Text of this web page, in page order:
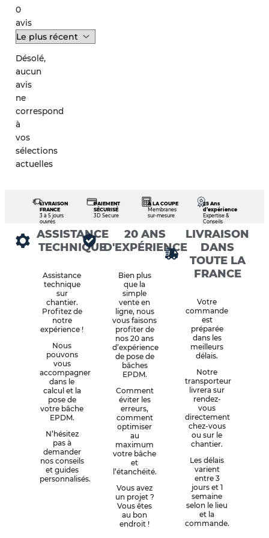
0
avis
Désolé,
aucun
avis
ne
correspond
à
vos
sélections
actuelles
LIVRAISON
FRANCE
3 à 5 jours
ouvrés
PAIEMENT
SÉCURISÉ
3D Secure
À LA COUPE
Membranes
sur-mesure
25 Ans
d’expérience
Expertise &
Conseils
ASSISTANCE
TECHNIQUE
Assistance
technique
sur
chantier.
Profitez de
notre
expérience !
Nous
pouvons
vous
accompagner
dans le
calcul et la
pose de
votre bâche
EPDM.
N’hésitez
pas à
demander
nos conseils
et guides
personnalisés.
20 ANS
D'EXPÉRIENCE
Bien plus
que la
simple
vente en
ligne, nous
vous faisons
profiter de
nos 20 ans
d’expérience
de pose de
bâches
EPDM.
Comment
éviter les
erreurs,
comment
optimiser
au
maximum
votre bâche
et
l’étanchéité.
Vous avez
un projet ?
Vous êtes
au bon
endroit !
LIVRAISON
DANS
TOUTE LA
FRANCE
Votre
commande
est
préparée
dans les
meilleurs
délais.
Notre
transporteur
livrera sur
rendez-
vous
directement
chez-vous
ou sur le
chantier.
Les délais
varient
entre 3
jours et 1
semaine
selon le lieu
et la
commande.